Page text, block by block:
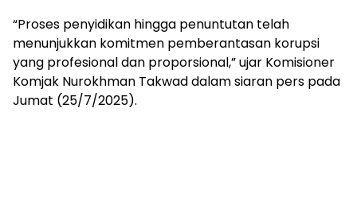
“Proses penyidikan hingga penuntutan telah
menunjukkan komitmen pemberantasan korupsi
yang profesional dan proporsional,” ujar Komisioner
Komjak Nurokhman Takwad dalam siaran pers pada
Jumat (25/7/2025).